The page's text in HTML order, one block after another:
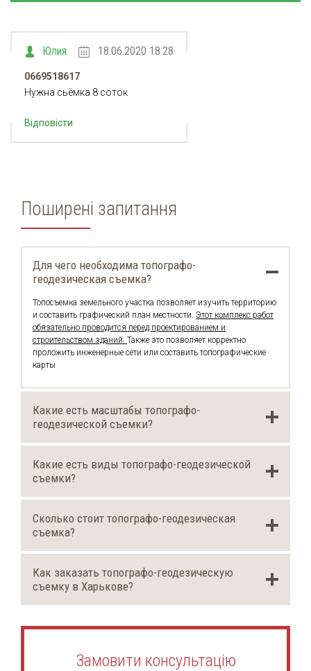
Юлия 18.06.2020 18:28
0669518617
Нужна сьёмка 8 соток
Відповісти
Поширені запитання
Для чего необходима топографо-
геодезическая съемка?
Топосъемка земельного участка позволяет изучить территорию
и составить графический план местности. Этот комплекс работ
обязательно проводится перед проектированием и
строительством зданий. Также это позволяет корректно
проложить инженерные сети или составить топографические
карты
Какие есть масштабы топографо-
геодезической съемки?
Какие есть виды топографо-геодезической
съемки?
Сколько стоит топографо-геодезическая
съемка?
Как заказать топографо-геодезическую
съемку в Харькове?
Замовити консультацію